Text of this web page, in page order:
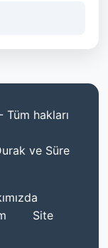
hakları
ve Süre
Site